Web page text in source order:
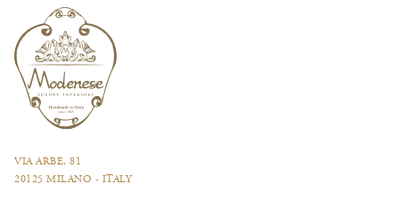
VIA ARBE, 81
20125 MILANO - ITALY